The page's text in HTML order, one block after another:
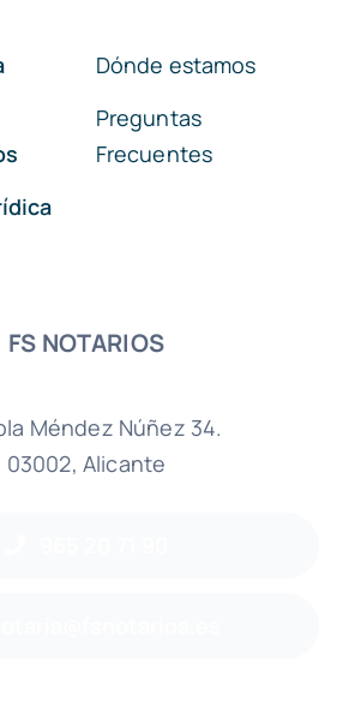
Dónde estamos
Preguntas
Frecuentes
FS NOTARIOS
Méndez Núñez 34.
03002, Alicante